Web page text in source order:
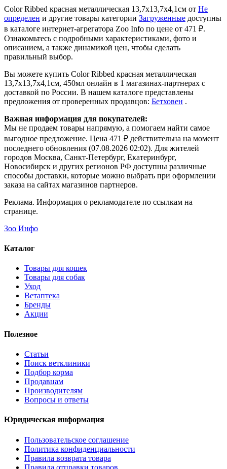
Color Ribbed красная металлическая 13,7х13,7х4,1cм от Не
определен и другие товары категории Загруженные доступны
в каталоге интернет-агрегатора Zoo Info по цене от 471 ₽.
Ознакомьтесь с подробными характеристиками, фото и
описанием, а также динамикой цен, чтобы сделать
правильный выбор.
Вы можете купить Color Ribbed красная металлическая
13,7х13,7х4,1cм, 450мл онлайн в 1 магазинах-партнерах с
доставкой по России. В нашем каталоге представлены
предложения от проверенных продавцов: Бетховен .
Важная информация для покупателей:
Мы не продаем товары напрямую, а помогаем найти самое
выгодное предложение. Цена 471 ₽ действительна на момент
последнего обновления (07.08.2026 02:02). Для жителей
городов Москва, Санкт-Петербург, Екатеринбург,
Новосибирск и других регионов РФ доступны различные
способы доставки, которые можно выбрать при оформлении
заказа на сайтах магазинов партнеров.
Реклама. Информация о рекламодателе по ссылкам на
странице.
Зоо Инфо
Каталог
Товары для кошек
Товары для собак
Уход
Ветаптека
Бренды
Акции
Полезное
Статьи
Поиск ветклиники
Подбор корма
Продавцам
Производителям
Вопросы и ответы
Юридическая информация
Пользовательское соглашение
Политика конфиденциальности
Правила возврата товара
Правила отправки товаров